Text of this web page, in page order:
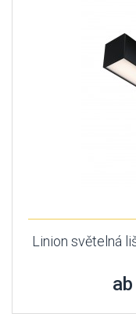
Linion světelná